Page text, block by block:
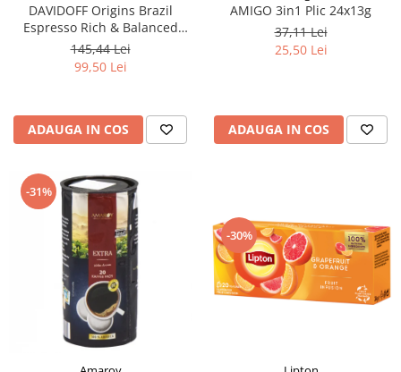
DAVIDOFF Origins Brazil
Espresso Rich & Balanced
Cafea Boabe 1Kg
145,44 Lei
99,50 Lei
ADAUGA IN COS
AMIGO 3in1 Plic 24x13g
37,11 Lei
25,50 Lei
ADAUGA IN COS
-31%
-30%